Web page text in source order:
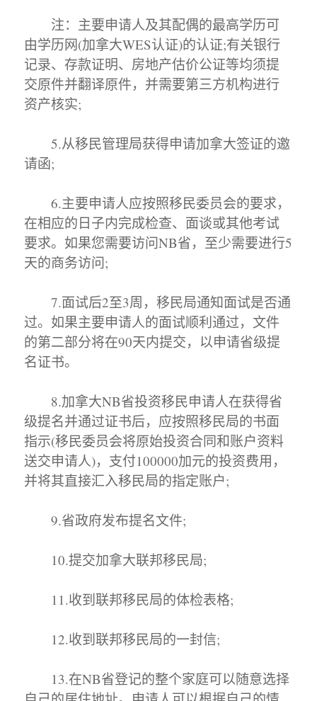
注：主要申请人及其配偶的最高学历可
由学历网(加拿大WES认证)的认证;有关银行
记录、存款证明、房地产估价公证等均须提
交原件并翻译原件，并需要第三方机构进行
资产核实;
5.从移民管理局获得申请加拿大签证的邀
请函;
6.主要申请人应按照移民委员会的要求，
在相应的日子内完成检查、面谈或其他考试
要求。如果您需要访问NB省，至少需要进行5
天的商务访问;
7.面试后2至3周，移民局通知面试是否通
过。如果主要申请人的面试顺利通过，文件
的第二部分将在90天内提交，以申请省级提
名证书。
8.加拿大NB省投资移民申请人在获得省
级提名并通过证书后，应按照移民局的书面
指示(移民委员会将原始投资合同和账户资料
送交申请人)，支付100000加元的投资费用，
并将其直接汇入移民局的指定账户;
9.省政府发布提名文件;
10.提交加拿大联邦移民局;
11.收到联邦移民局的体检表格;
12.收到联邦移民局的一封信;
13.在NB省登记的整个家庭可以随意选择